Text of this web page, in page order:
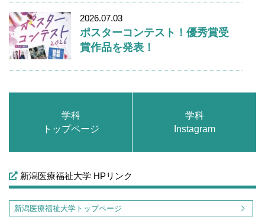
2026.07.03
ポスターコンテスト！優秀賞受
賞作品を発表！
学科
トップページ
学科
Instagram
新潟医療福祉大学 HPリンク
新潟医療福祉大学トップページ